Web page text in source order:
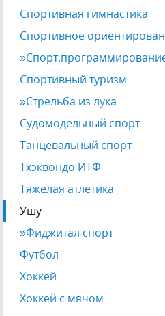
Спортивная гимнастика
Спортивное
Спортивный туризм
»Стрельба из лука
Судомодельный спорт
Танцевальный спорт
Тхэквондо ИТФ
Тяжелая атлетика
Ушу
»Фиджитал спорт
Футбол
Хоккей
Хоккей с мячом